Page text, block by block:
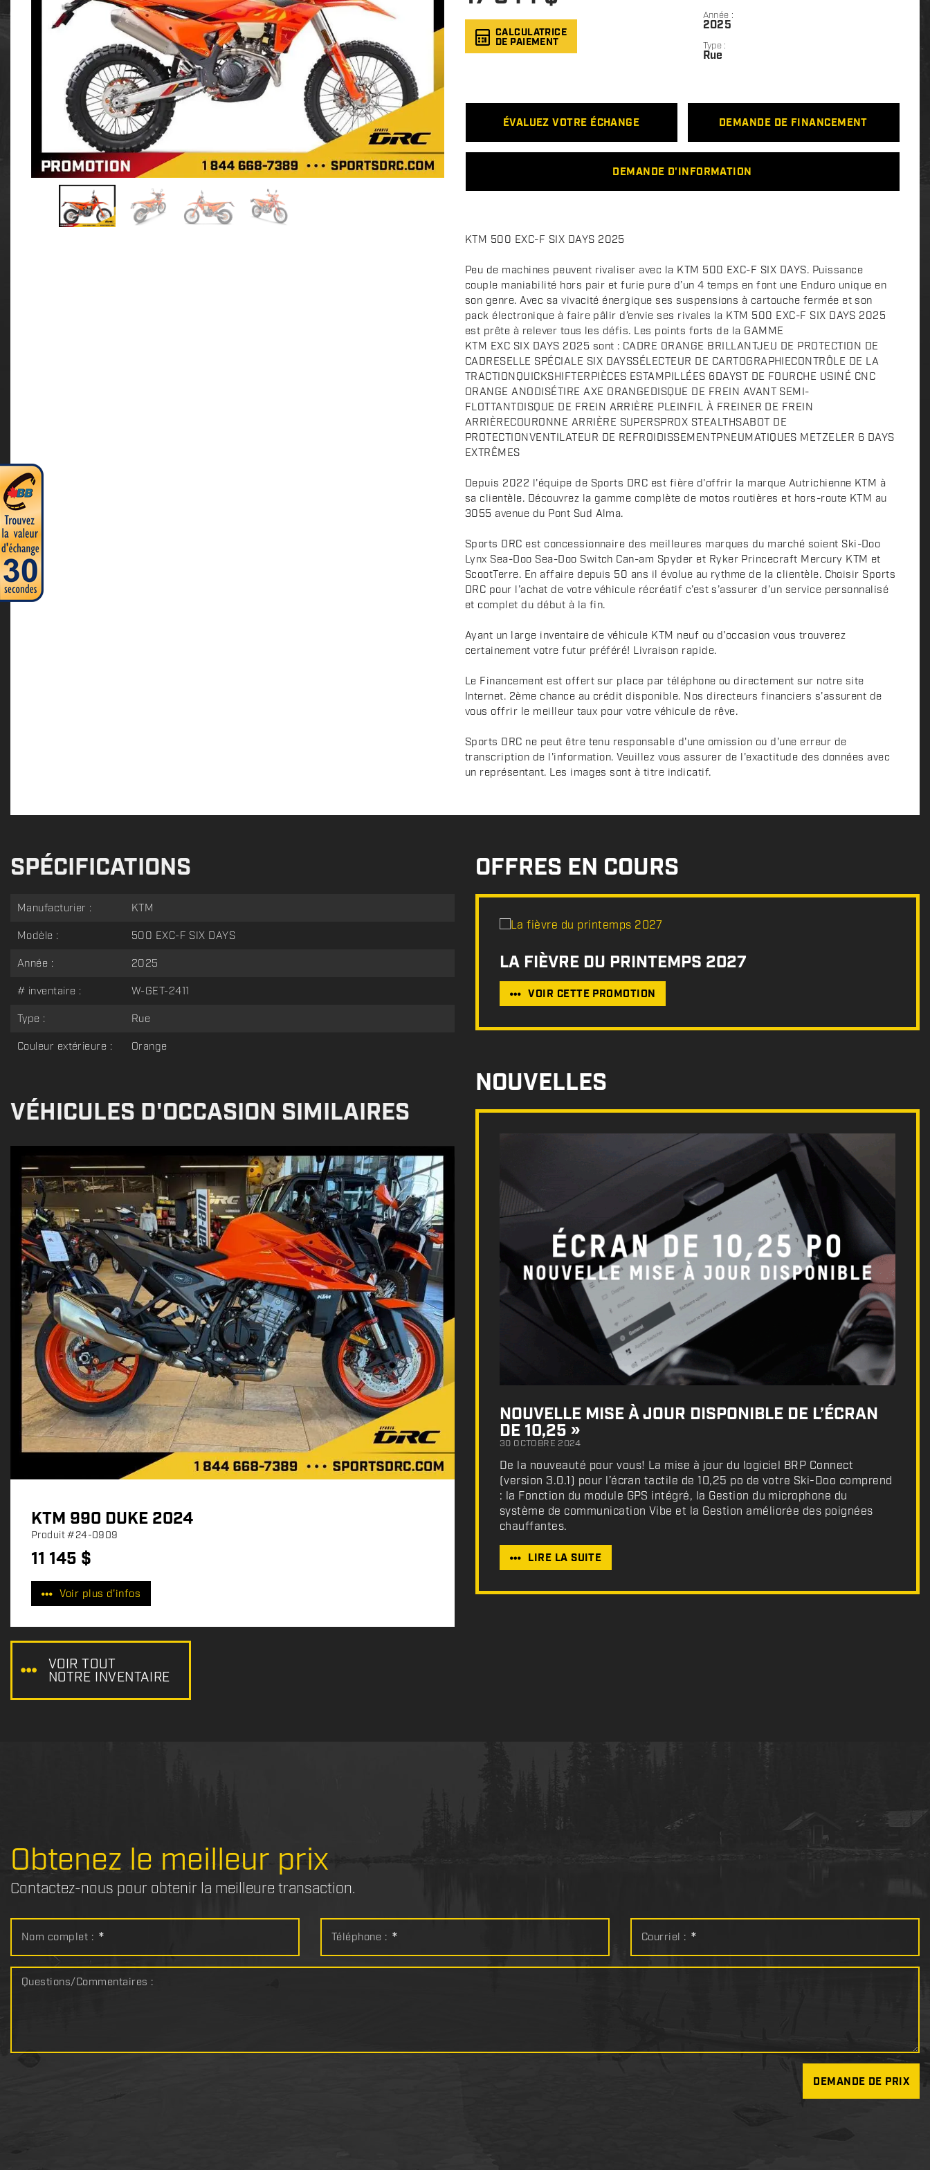
CALCULATRICE
DE PAIEMENT
Année :
2025
Type :
Rue
ÉVALUEZ VOTRE ÉCHANGE DEMANDE DE FINANCEMENT
DEMANDE D'INFORMATION
D
s
c
r
i
p
t
i
o
n
KTM 500 EXC-F SIX DAYS 2025
Peu de machines peuvent rivaliser avec la KTM 500 EXC-F SIX DAYS. Puissance
couple maniabilité hors pair et furie pure d’un 4 temps en font une Enduro unique en
son genre. Avec sa vivacité énergique ses suspensions à cartouche fermée et son
pack électronique à faire pâlir d’envie ses rivales la KTM 500 EXC-F SIX DAYS 2025
est prête à relever tous les défis. Les points forts de la GAMME
KTM EXC SIX DAYS 2025 sont : CADRE ORANGE BRILLANTJEU DE PROTECTION DE
CADRESELLE SPÉCIALE SIX DAYSSÉLECTEUR DE CARTOGRAPHIECONTRÔLE DE LA
TRACTIONQUICKSHIFTERPIÈCES ESTAMPILLÉES 6DAYST DE FOURCHE USINÉ CNC
ORANGE ANODISÉTIRE AXE ORANGEDISQUE DE FREIN AVANT SEMI-
FLOTTANTDISQUE DE FREIN ARRIÈRE PLEINFIL À FREINER DE FREIN
ARRIÈRECOURONNE ARRIÈRE SUPERSPROX STEALTHSABOT DE
PROTECTIONVENTILATEUR DE REFROIDISSEMENTPNEUMATIQUES METZELER 6 DAYS
EXTRÊMES
Depuis 2022 l'équipe de Sports DRC est fière d'offrir la marque Autrichienne KTM à
sa clientèle. Découvrez la gamme complète de motos routières et hors-route KTM au
3055 avenue du Pont Sud Alma.
Sports DRC est concessionnaire des meilleures marques du marché soient Ski-Doo
Lynx Sea-Doo Sea-Doo Switch Can-am Spyder et Ryker Princecraft Mercury KTM et
ScootTerre. En affaire depuis 50 ans il évolue au rythme de la clientèle. Choisir Sports
DRC pour l’achat de votre véhicule récréatif c’est s’assurer d’un service personnalisé
et complet du début à la fin.
Ayant un large inventaire de véhicule KTM neuf ou d'occasion vous trouverez
certainement votre futur préféré! Livraison rapide.
Le Financement est offert sur place par téléphone ou directement sur notre site
Internet. 2ème chance au crédit disponible. Nos directeurs financiers s'assurent de
vous offrir le meilleur taux pour votre véhicule de rêve.
Sports DRC ne peut être tenu responsable d'une omission ou d'une erreur de
transcription de l'information. Veuillez vous assurer de l'exactitude des données avec
un représentant. Les images sont à titre indicatif.
SPÉCIFICATIONS
Manufacturier :
KTM
Modèle :
500 EXC-F SIX DAYS
Année :
2025
# inventaire :
W-GET-2411
Type :
Rue
Couleur extérieure :
Orange
VÉHICULES D'OCCASION SIMILAIRES
KTM 990 DUKE 2024
Produit#24-0909
P
r
x
:
11 145 $
Voir plus d'infos
VOIR TOUT
NOTRE INVENTAIRE
OFFRES EN COURS
LA FIÈVRE DU PRINTEMPS 2027
VOIR CETTE PROMOTION
NOUVELLES
NOUVELLE MISE À JOUR DISPONIBLE DE L’ÉCRAN
DE 10,25 »
30 OCTOBRE 2024
De la nouveauté pour vous! La mise à jour du logiciel BRP Connect
(version 3.0.1) pour l’écran tactile de 10,25 po de votre Ski-Doo comprend
: la Fonction du module GPS intégré, la Gestion du microphone du
système de communication Vibe et la Gestion améliorée des poignées
chauffantes.
LIRE LA SUITE
Obtenez le meilleur prix
Contactez-nous pour obtenir la meilleure transaction.
Nom complet : * Téléphone : * Courriel : *
Questions/Commentaires :
DEMANDE DE PRIX